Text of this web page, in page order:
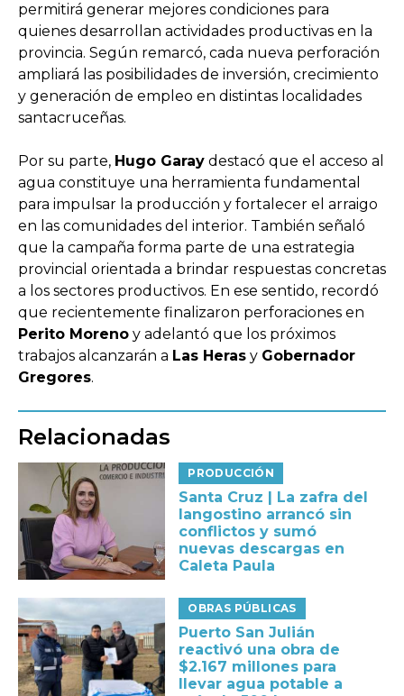
permitirá generar mejores condiciones para
quienes desarrollan actividades productivas en la
provincia. Según remarcó, cada nueva perforación
ampliará las posibilidades de inversión, crecimiento
y generación de empleo en distintas localidades
santacruceñas.
Por su parte, Hugo Garay destacó que el acceso al
agua constituye una herramienta fundamental
para impulsar la producción y fortalecer el arraigo
en las comunidades del interior. También señaló
que la campaña forma parte de una estrategia
provincial orientada a brindar respuestas concretas
a los sectores productivos. En ese sentido, recordó
que recientemente finalizaron perforaciones en
Perito Moreno y adelantó que los próximos
trabajos alcanzarán a Las Heras y Gobernador
Gregores.
Relacionadas
PRODUCCIÓN
Santa Cruz | La zafra del
langostino arrancó sin
conflictos y sumó
nuevas descargas en
Caleta Paula
OBRAS PÚBLICAS
Puerto San Julián
reactivó una obra de
$2.167 millones para
llevar agua potable a